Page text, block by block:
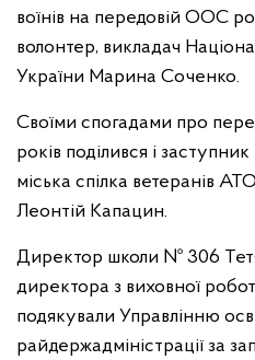
воїнів на передовій ООС
волонтер, викладач
України Марина Соченко.
Своїми спогадами про
років поділився і
міська спілка ветеранів
Леонтій Капацин.
Директор школи № 306
директора з виховної
подякували Управлінню
райдержадміністрації за